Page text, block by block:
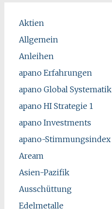
Aktien
Allgemein
Anleihen
apano Erfahrungen
apano Global Systematik
apano HI Strategie 1
apano Investments
apano-Stimmungsindex
Aream
Asien-Pazifik
Ausschüttung
Edelmetalle